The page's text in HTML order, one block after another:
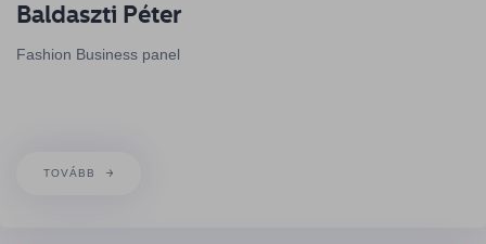
Baldaszti Péter
Fashion Business panel
TOVÁBB